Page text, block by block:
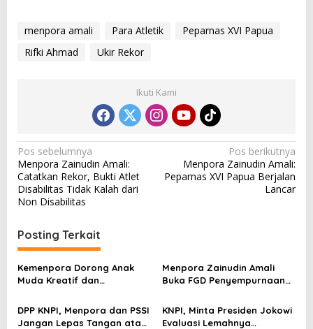
menpora amali Para Atletik
Peparnas XVI Papua
Rifki Ahmad
Ukir Rekor
Ikuti Kami
N
a
v
i
g
a
s
i
p
Pos sebelumnya
Menpora Zainudin Amali:
Catatkan Rekor, Bukti Atlet
Disabilitas Tidak Kalah dari
Non Disabilitas
Pos berikutnya
Menpora Zainudin Amali:
Peparnas XVI Papua Berjalan
Lancar
Posting Terkait
Kemenpora Dorong Anak
Muda Kreatif dan
Internasional
Menpora Zainudin Amali
Buka FGD Penyempurnaan
DPP KNPI, Menpora dan PSSI
Jangan Lepas Tangan atas
KNPI, Minta Presiden Jokowi
Evaluasi Lemahnya